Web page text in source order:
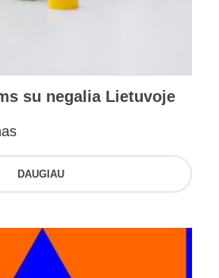
su negalia Lietuvoje
DAUGIAU